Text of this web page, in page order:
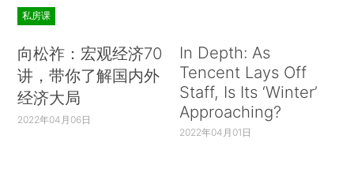
私房课
向松祚：宏观经济70
讲，带你了解国内外
经济大局
2022年04月06日
In Depth: As
Tencent Lays Off
Staff, Is Its ‘Winter’
Approaching?
2022年04月01日